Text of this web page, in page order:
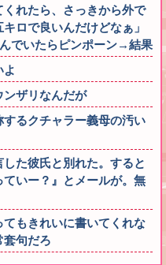
れたら、さっきから外で
ロで良いんだけどなぁ」
でいたらピンポーン→結果
よ
ンザリなんだが
するクチャラー義母の汚い
した彼氏と別れた。すると
いー？』とメールが。無
てもきれいに書いてくれな
套句だろ